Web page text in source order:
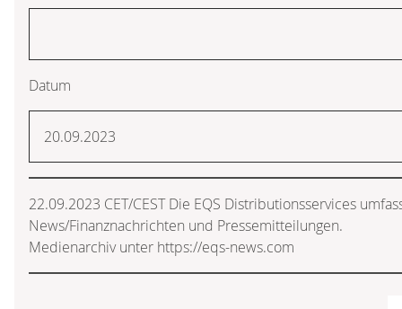
Datum
20.09.2023
22.09.2023 CET/CEST Die EQS Distributionsservices
News/Finanznachrichten und Pressemitteilungen.
Medienarchiv unter https://eqs-news.com